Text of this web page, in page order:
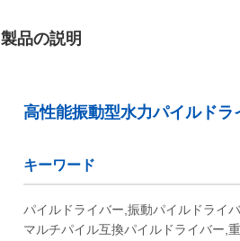
製品の説明
高性能振動型水力パイルド
キーワード
パイルドライバー,振動パイルドライ
マルチパイル互換パイルドライバー,